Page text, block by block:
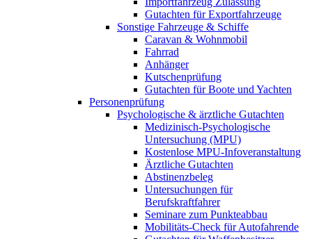
Gutachten für Exportfahrzeuge
Sonstige Fahrzeuge & Schiffe
Caravan & Wohnmobil
Fahrrad
Anhänger
Kutschenprüfung
Gutachten für Boote und Yachten
Personenprüfung
Psychologische & ärztliche Gutachten
Medizinisch-Psychologische
Untersuchung (MPU)
Kostenlose MPU-Infoveranstaltung
Ärztliche Gutachten
Abstinenzbeleg
Untersuchungen für
Berufskraftfahrer
Seminare zum Punkteabbau
Mobilitäts-Check für Autofahrende